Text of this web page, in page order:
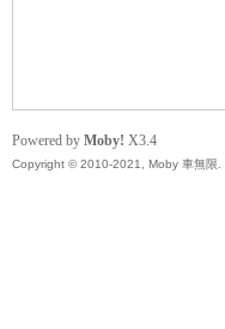
Powered by Moby! X3.4
Copyright © 2010-2021, Moby 車無限.